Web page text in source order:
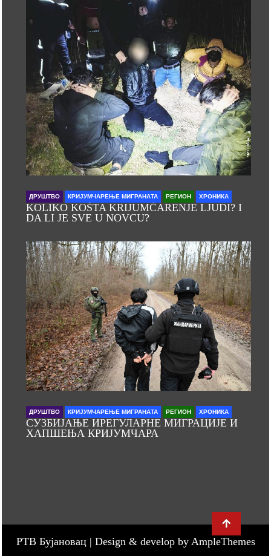
ДРУШТВО КРИЈУМЧАРЕЊЕ МИГРАНАТА РЕГИОН ХРОНИКА
KOLIKO KOŠTA KRIJUMČARENJE LJUDI? I
DA LI JE SVE U NOVCU?
ДРУШТВО КРИЈУМЧАРЕЊЕ МИГРАНАТА РЕГИОН ХРОНИКА
СУЗБИЈАЊЕ ИРЕГУЛАРНЕ МИГРАЦИЈЕ И
ХАПШЕЊА КРИЈУМЧАРА
РТВ Бујановац | Design & develop by AmpleThemes